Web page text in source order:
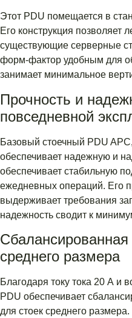
Этот PDU помещается в
Его конструкция позволяет
существующие серверные
форм-фактор удобным для
занимает минимальное
Прочность и
повседневной
Базовый стоечный PDU
обеспечивает надежную и
обеспечивает стабильную
ежедневных операций. Его
выдерживает требования
надежность сводит к
среднего размера
Благодаря току тока 20 А и
PDU обеспечивает
для стоек среднего